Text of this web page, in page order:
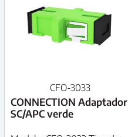
CFO-3033
CONNECTION Adaptador
SC/APC verde